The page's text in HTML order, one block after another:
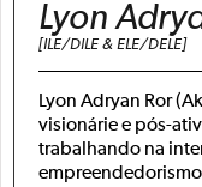
Lyon
[ILE/DILE & ELE/DELE]
Lyon Adryan Ror
visionárie e pós-
trabalhando na
empreendedorismo